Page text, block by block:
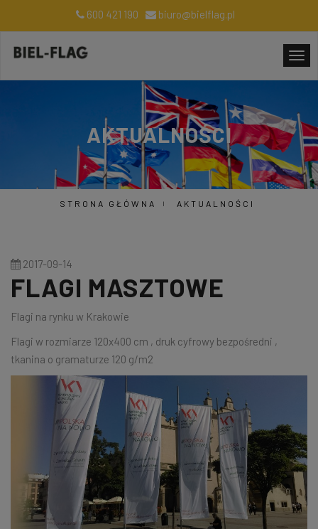
600 421 190 biuro@bielflag.pl
AKTUALNOŚCI
STRONA GŁÓWNA AKTUALNOŚCI
2017-09-14
FLAGI MASZTOWE
Flagi na rynku w Krakowie
Flagi w rozmiarze 120x400 cm , druk cyfrowy bezpośredni ,
tkanina o gramaturze 120 g/m2